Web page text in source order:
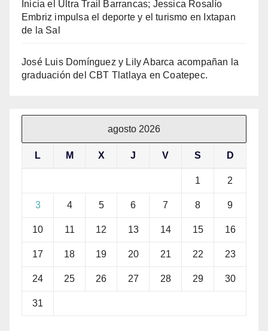
Inicia el Ultra Trail Barrancas; Jessica Rosalío
Embriz impulsa el deporte y el turismo en Ixtapan
de la Sal
José Luis Domínguez y Lily Abarca acompañan la
graduación del CBT Tlatlaya en Coatepec.
agosto 2026
L M X J V S D
1 2
3 4 5 6 7 8 9
10 11 12 13 14 15 16
17 18 19 20 21 22 23
24 25 26 27 28 29 30
31